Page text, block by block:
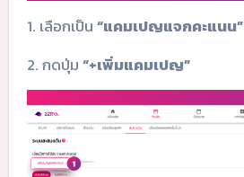
1. เลือกเป็น“แคมเปญแจกคะแนน”
2. กดปุ่ม“+เพิ่มแคมเปญ”